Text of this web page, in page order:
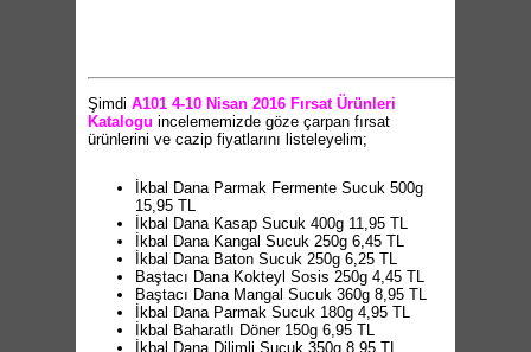
Bay/Bayan Yağmurluk 19,95 TL
Gold Baby Çift Yönlü Bebek Arabası 169 TL
Bebek Nevresim Takımı 19,95 TL
Bebek Ayakkabısı 2,95 TL
Sıvı Geçirmez Bebek Alezi 6,95 TL
Lisanslı Bebek Çorabı 3'lü 3,95 TL
Kristal Bebek Askısı 6'lı 2,50 TL
Silk&Blue Yarım Kollu Desenli Bebek Zıbını
2'li 7,95 TL
Silk&Blue Bebek Alt 2'li 4,95 TL
Giderli Şeffaf Bebek Küveti 14,95 TL
Su Kovası 13 Litre 4,95 TL
Şeffaf Kulplu Maşrapa 1,25 TL
Araba Lazımlık 9,95 TL
Desenli Çocuk Taburesi 3,95 TL
Şimdi A101 4-10 Nisan 2016 Fırsat Ürünleri
Katalogu incelememizde göze çarpan fırsat
ürünlerini ve cazip fiyatlarını listeleyelim;
İkbal Dana Parmak Fermente Sucuk 500g
15,95 TL
İkbal Dana Kasap Sucuk 400g 11,95 TL
İkbal Dana Kangal Sucuk 250g 6,45 TL
İkbal Dana Baton Sucuk 250g 6,25 TL
Baştacı Dana Kokteyl Sosis 250g 4,45 TL
Baştacı Dana Mangal Sucuk 360g 8,95 TL
İkbal Dana Parmak Sucuk 180g 4,95 TL
İkbal Baharatlı Döner 150g 6,95 TL
İkbal Dana Dilimli Sucuk 350g 8,95 TL